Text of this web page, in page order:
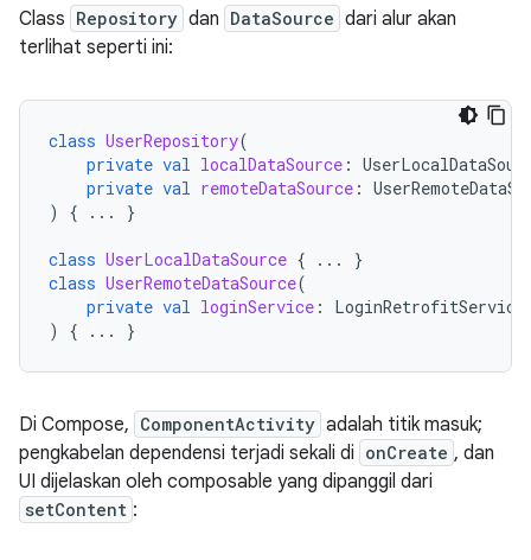
Class Repository dan DataSource dari alur akan
terlihat seperti ini:
class UserRepository(
private val localDataSource :
private val remoteDataSource :
)
{ ... }
class UserLocalDataSource { ...
}
class UserRemoteDataSource(
private val loginService :
LoginRetrofitService
)
{ ... }
Di Compose, ComponentActivity adalah titik masuk;
pengkabelan dependensi terjadi sekali di onCreate , dan
UI dijelaskan oleh composable yang dipanggil dari
setContent :